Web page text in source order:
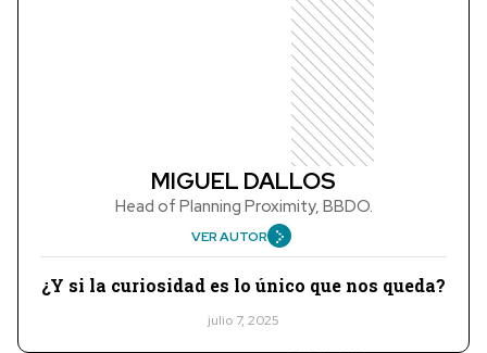
MIGUEL DALLOS
Head of Planning Proximity, BBDO.
VER AUTOR
¿Y si la curiosidad es lo único que nos queda?
julio 7, 2025